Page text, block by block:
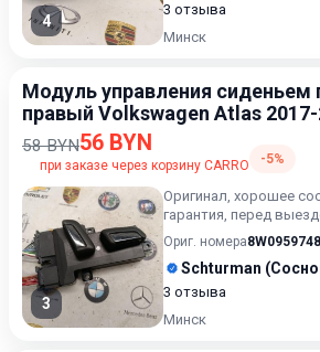
4
3 отзыва
Минск
Модуль управления сиденьем
правый Volkswagen Atlas 2017-
58 BYN56 BYN
при заказе через корзину CARRO -5%
3
Оригинал, хорошее
гарантия, перед
Ориг. номера8W0959748
Schturman
3 отзыва
Минск